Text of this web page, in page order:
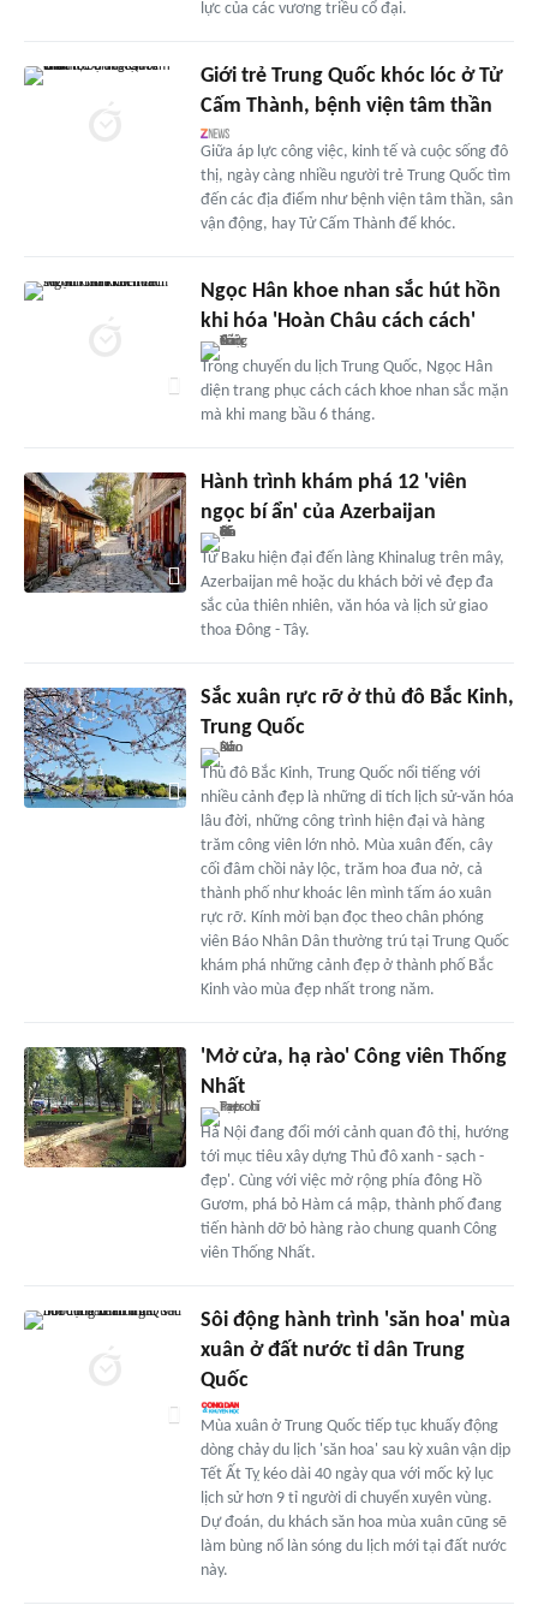
lực của các vương triều cổ đại.
Giới trẻ Trung Quốc khóc lóc ở Tử
Cấm Thành, bệnh viện tâm thần
Giữa áp lực công việc, kinh tế và cuộc sống đô
thị, ngày càng nhiều người trẻ Trung Quốc tìm
đến các địa điểm như bệnh viện tâm thần, sân
vận động, hay Tử Cấm Thành để khóc.
Ngọc Hân khoe nhan sắc hút hồn
khi hóa 'Hoàn Châu cách cách'
Trong chuyến du lịch Trung Quốc, Ngọc Hân
diện trang phục cách cách khoe nhan sắc mặn
mà khi mang bầu 6 tháng.
Hành trình khám phá 12 'viên
ngọc bí ẩn' của Azerbaijan
Từ Baku hiện đại đến làng Khinalug trên mây,
Azerbaijan mê hoặc du khách bởi vẻ đẹp đa
sắc của thiên nhiên, văn hóa và lịch sử giao
thoa Đông - Tây.
Sắc xuân rực rỡ ở thủ đô Bắc Kinh,
Trung Quốc
Thủ đô Bắc Kinh, Trung Quốc nổi tiếng với
nhiều cảnh đẹp là những di tích lịch sử-văn hóa
lâu đời, những công trình hiện đại và hàng
trăm công viên lớn nhỏ. Mùa xuân đến, cây
cối đâm chồi nảy lộc, trăm hoa đua nở, cả
thành phố như khoác lên mình tấm áo xuân
rực rỡ. Kính mời bạn đọc theo chân phóng
viên Báo Nhân Dân thường trú tại Trung Quốc
khám phá những cảnh đẹp ở thành phố Bắc
Kinh vào mùa đẹp nhất trong năm.
'Mở cửa, hạ rào' Công viên Thống
Nhất
Hà Nội đang đổi mới cảnh quan đô thị, hướng
tới mục tiêu xây dựng Thủ đô xanh - sạch -
đẹp'. Cùng với việc mở rộng phía đông Hồ
Gươm, phá bỏ Hàm cá mập, thành phố đang
tiến hành dỡ bỏ hàng rào chung quanh Công
viên Thống Nhất.
Sôi động hành trình 'săn hoa' mùa
xuân ở đất nước tỉ dân Trung
Quốc
Mùa xuân ở Trung Quốc tiếp tục khuấy động
dòng chảy du lịch 'săn hoa' sau kỳ xuân vận dịp
Tết Ất Tỵ kéo dài 40 ngày qua với mốc kỷ lục
lịch sử hơn 9 tỉ người di chuyển xuyên vùng.
Dự đoán, du khách săn hoa mùa xuân cũng sẽ
làm bùng nổ làn sóng du lịch mới tại đất nước
này.